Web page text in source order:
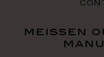
meissen